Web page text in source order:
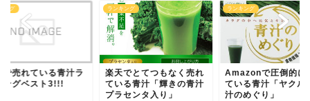
ング
で売れている青汁ラ
ングベスト3!!!
ランキング
楽天でとてつもなく売れ
ている青汁「輝きの青汁
プラセンタ入り」
ランキング
Amazonで圧倒的に
ている青汁「ヤクル
汁のめぐり」